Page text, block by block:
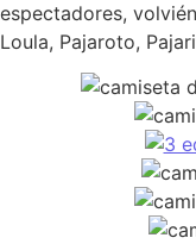
espectadores,
Loula, Pajaroto,